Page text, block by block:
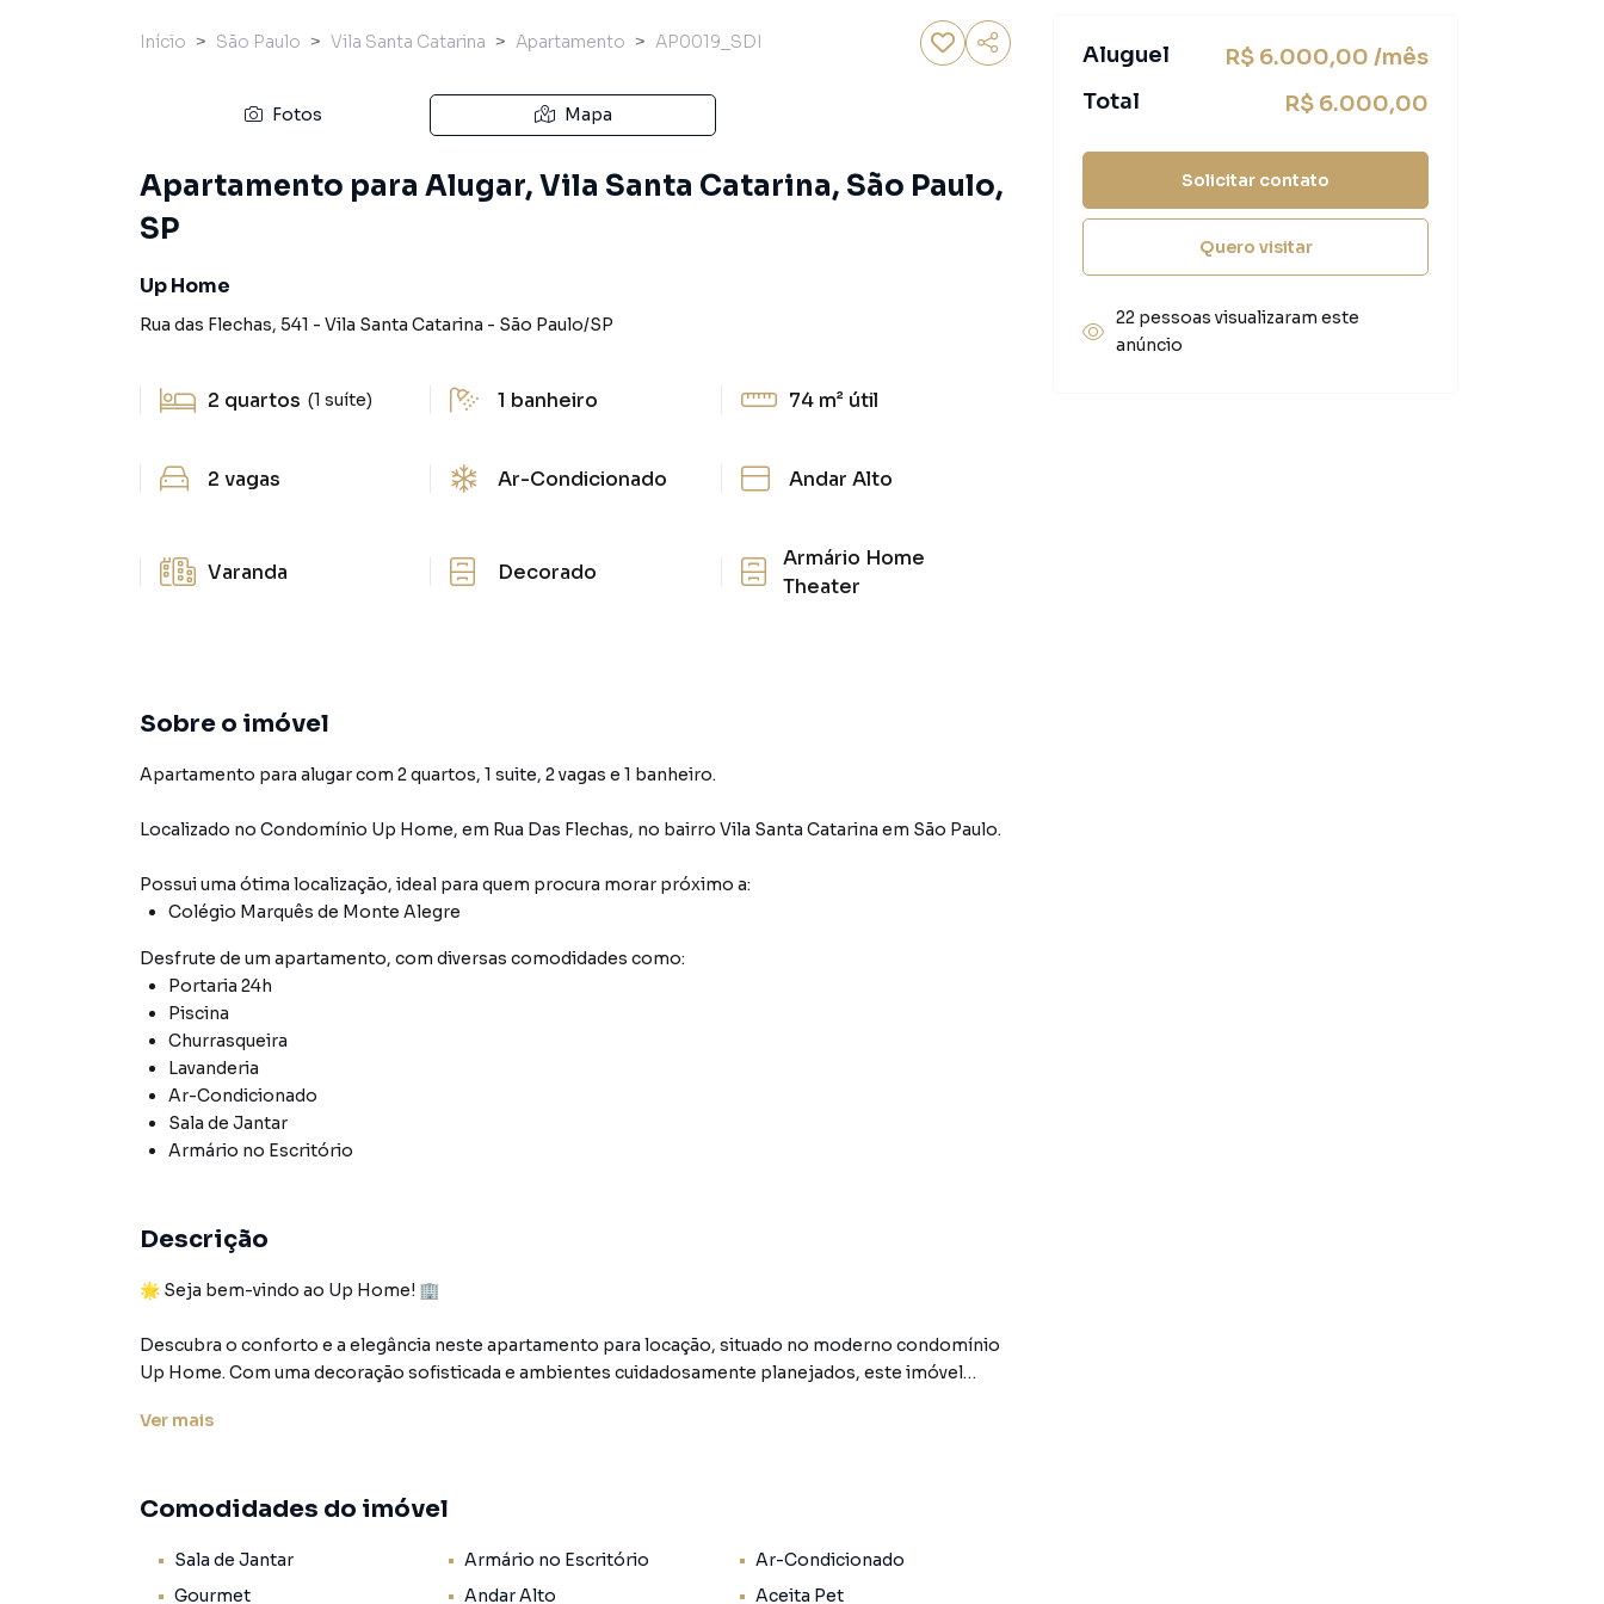
Início São Paulo Vila Santa Catarina Apartamento AP0019_SDI
Fotos Mapa
Apartamento para Alugar, Vila Santa Catarina, São Paulo,
SP
Up Home
Rua das Flechas, 541 - Vila Santa Catarina - São Paulo/SP
2 quartos (1 suíte) 1 banheiro 74 m² útil
2 vagas Ar-Condicionado Andar Alto
Varanda Decorado
Armário Home
Theater
Sobre o imóvel
Apartamento para alugar com 2 quartos, 1 suite, 2 vagas e 1 banheiro.
Localizado no Condomínio Up Home, em Rua Das Flechas, no bairro Vila Santa Catarina em São Paulo.
Possui uma ótima localização, ideal para quem procura morar próximo a:
Colégio Marquês de Monte Alegre
Desfrute de um apartamento, com diversas comodidades como:
Portaria 24h
Piscina
Churrasqueira
Lavanderia
Ar-Condicionado
Sala de Jantar
Armário no Escritório
Descrição
🌟 Seja bem-vindo ao Up Home! 🏢
Descubra o conforto e a elegância neste apartamento para locação, situado no moderno condomínio
Up Home. Com uma decoração sofisticada e ambientes cuidadosamente planejados, este imóvel
praticidade para o dia a dia.
Desfrute de momentos de convívio e relaxamento na varanda gourmet, perfeita para receber amigos e
familiares ou simplesmente apreciar a vista da cidade. O ambiente está equipado com ar condicionado,
Ver mais
Comodidades do imóvel
Sala de Jantar Armário no Escritório
Ar-Condicionado
Gourmet
Andar Alto
Aceita Pet
Aluguel
R$ 6.000,00 /mês
Total
R$ 6.000,00
Solicitar contato
Quero visitar
22 pessoas visualizaram este
anúncio